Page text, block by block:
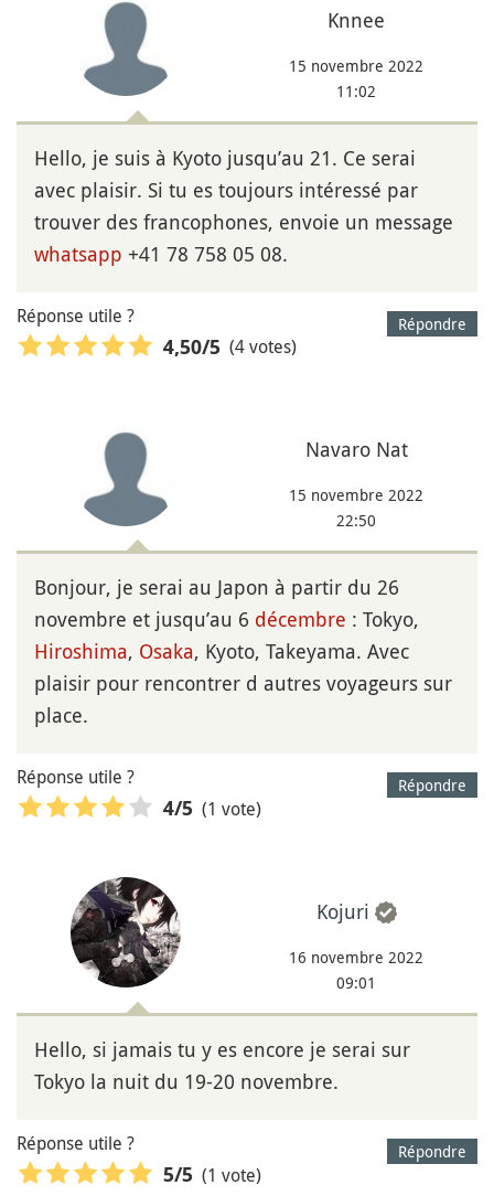
Knnee
15 novembre 2022
11:02
Hello, je suis à Kyoto jusqu’au 21. Ce serai
avec plaisir. Si tu es toujours intéressé par
trouver des francophones, envoie un message
whatsapp +41 78 758 05 08.
Répondre
Réponse utile ?
4,50/5 (4 votes)
Navaro Nat
15 novembre 2022
22:50
Bonjour, je serai au Japon à partir du 26
novembre et jusqu’au 6 décembre : Tokyo,
Hiroshima, Osaka, Kyoto, Takeyama. Avec
plaisir pour rencontrer d autres voyageurs sur
place.
Répondre
Réponse utile ?
4/5 (1 vote)
Kojuri
16 novembre 2022
09:01
Hello, si jamais tu y es encore je serai sur
Tokyo la nuit du 19-20 novembre.
Répondre
Réponse utile ?
5/5 (1 vote)